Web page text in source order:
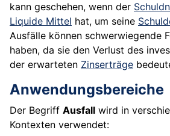
kann geschehen, wenn der
Liquide Mittel hat, um seine
Ausfälle können schwerwiegende
haben, da sie den Verlust des
der erwarteten Zinserträge
Anwendungsbereiche
Der Begriff Ausfall wird in
Kontexten verwendet: